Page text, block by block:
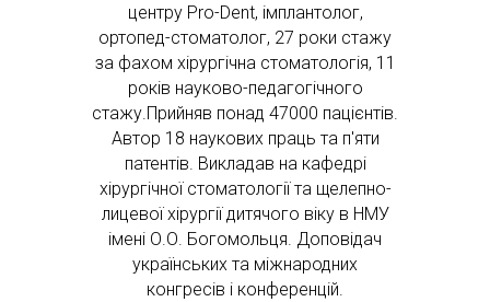
центру Pro-Dent, імплантолог,
ортопед-стоматолог, 27 роки стажу
за фахом хірургічна стоматологія, 11
років науково-педагогічного
стажу.Прийняв понад 47000 пацієнтів.
Автор 18 наукових праць та п'яти
патентів. Викладав на кафедрі
хірургічної стоматології та щелепно-
лицевої хірургії дитячого віку в НМУ
імені О.О. Богомольця. Доповідач
українських та міжнародних
конгресів і конференцій.